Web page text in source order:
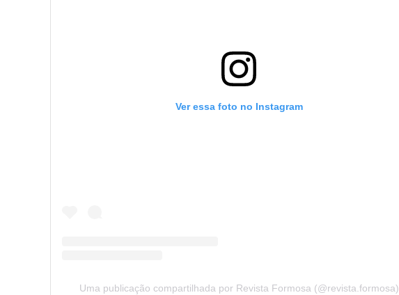
Ver essa foto no Instagram
Uma publicação compartilhada por Revista Formosa (@revista.formosa)